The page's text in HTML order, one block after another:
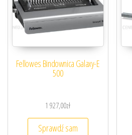
Fellowes Bindownica Galaxy-E
500
1 927,00zł
Sprawdź sam